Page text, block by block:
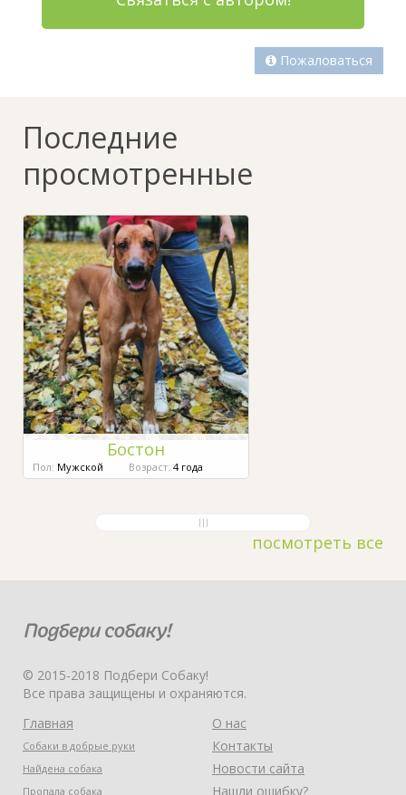
Пожаловаться
Последние
просмотренные
Бостон
Пол: Мужской Возраст: 4 года
посмотреть все
© 2015-2018 Подбери Собаку!
Все права защищены и охраняются.
Главная
Собаки в добрые руки
Найдена собака
Пропала собака
О нас
Контакты
Новости сайта
Нашли ошибку?